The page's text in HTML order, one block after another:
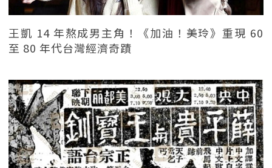
王凱 14 年熬成男主角！《加油！美玲》重現 60
至 80 年代台灣經濟奇蹟